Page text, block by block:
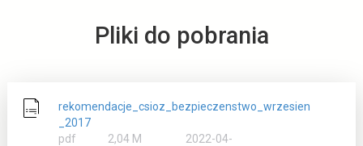
Pliki do pobrania
rekomendacje_csioz_bezpieczenstwo_wrzesien
_2017
pdf
rozmiar
2,04 M
2022-04-